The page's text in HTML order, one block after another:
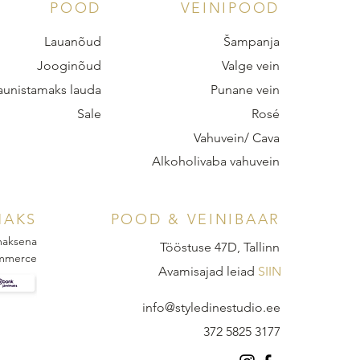
POOD
Lauanõud
Jooginõud
lauda
Sale
VEINIPOOD
Šampanja
Valge vein
Punane vein
Rosé
Vahuvein/ Cava
Alkoholivaba vahuvein
POOD & VEINIBAAR
Tööstuse 47D, Tallinn
Avamisajad leiad SIIN
info@styledinestudio.ee
372 5825 3177